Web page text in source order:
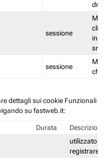
sessione
sessione
dettagli sui cookie Funzionali
su fastweb.it:
Durata Descrizione
utilizzato per
registrare le